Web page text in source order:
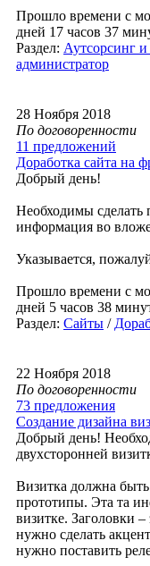
Прошло времени с
дней 17 часов 37
Раздел: Аутсорсинг и
администратор
28 Ноября 2018
По договоренности
11 предложений
Доработка сайта на
Добрый день!
Необходимы сделать
информация во
Указывается,
Прошло времени с
дней 5 часов 38
Раздел: Сайты /
22 Ноября 2018
По договоренности
73 предложения
Создание дизайна
Добрый день!
двухсторонней
Визитка должна
прототипы. Эта та
визитке. Заголовки
нужно сделать
нужно поставить